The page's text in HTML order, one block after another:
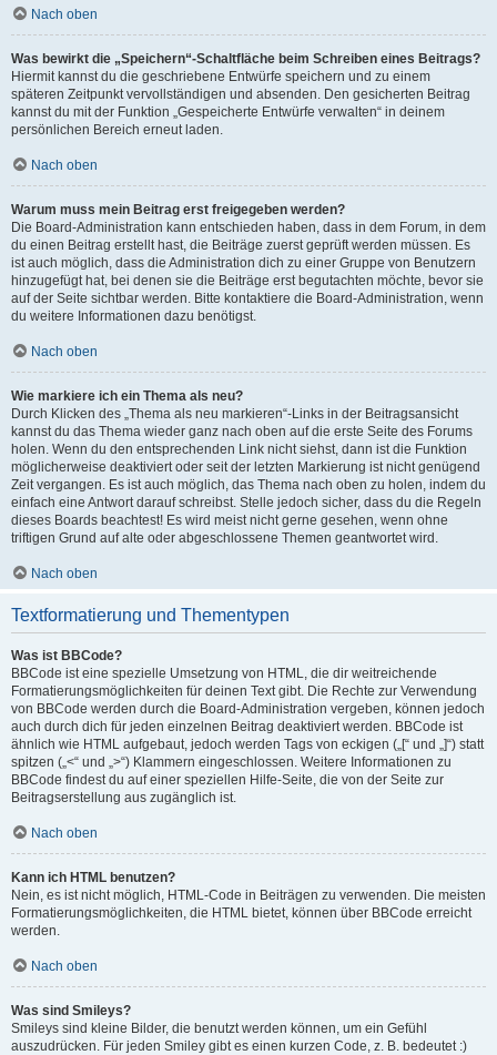
Nach oben
Was bewirkt die „Speichern“-Schaltfläche beim Schreiben eines Beitrags?
Hiermit kannst du die geschriebene Entwürfe speichern und zu einem
späteren Zeitpunkt vervollständigen und absenden. Den gesicherten Beitrag
kannst du mit der Funktion „Gespeicherte Entwürfe verwalten“ in deinem
persönlichen Bereich erneut laden.
Nach oben
Warum muss mein Beitrag erst freigegeben werden?
Die Board-Administration kann entschieden haben, dass in dem Forum, in dem
du einen Beitrag erstellt hast, die Beiträge zuerst geprüft werden müssen. Es
ist auch möglich, dass die Administration dich zu einer Gruppe von Benutzern
hinzugefügt hat, bei denen sie die Beiträge erst begutachten möchte, bevor sie
auf der Seite sichtbar werden. Bitte kontaktiere die Board-Administration, wenn
du weitere Informationen dazu benötigst.
Nach oben
Wie markiere ich ein Thema als neu?
Durch Klicken des „Thema als neu markieren“-Links in der Beitragsansicht
kannst du das Thema wieder ganz nach oben auf die erste Seite des Forums
holen. Wenn du den entsprechenden Link nicht siehst, dann ist die Funktion
möglicherweise deaktiviert oder seit der letzten Markierung ist nicht genügend
Zeit vergangen. Es ist auch möglich, das Thema nach oben zu holen, indem du
einfach eine Antwort darauf schreibst. Stelle jedoch sicher, dass du die Regeln
dieses Boards beachtest! Es wird meist nicht gerne gesehen, wenn ohne
triftigen Grund auf alte oder abgeschlossene Themen geantwortet wird.
Nach oben
Textformatierung und Thementypen
Was ist BBCode?
BBCode ist eine spezielle Umsetzung von HTML, die dir weitreichende
Formatierungsmöglichkeiten für deinen Text gibt. Die Rechte zur Verwendung
von BBCode werden durch die Board-Administration vergeben, können jedoch
auch durch dich für jeden einzelnen Beitrag deaktiviert werden. BBCode ist
ähnlich wie HTML aufgebaut, jedoch werden Tags von eckigen („[“ und „]“) statt
spitzen („<“ und „>“) Klammern eingeschlossen. Weitere Informationen zu
BBCode findest du auf einer speziellen Hilfe-Seite, die von der Seite zur
Beitragserstellung aus zugänglich ist.
Nach oben
Kann ich HTML benutzen?
Nein, es ist nicht möglich, HTML-Code in Beiträgen zu verwenden. Die meisten
Formatierungsmöglichkeiten, die HTML bietet, können über BBCode erreicht
werden.
Nach oben
Was sind Smileys?
Smileys sind kleine Bilder, die benutzt werden können, um ein Gefühl
auszudrücken. Für jeden Smiley gibt es einen kurzen Code, z. B. bedeutet :)